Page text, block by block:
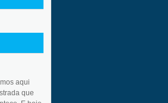
aqui
que